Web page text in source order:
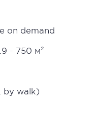
on demand
- 750 м²
by walk)